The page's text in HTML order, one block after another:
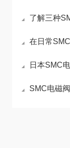
了解三种
在日常SMC
日本SMC
SMC电磁